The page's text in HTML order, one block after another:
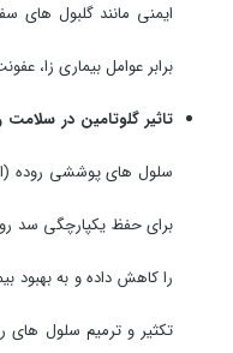
ایمنی مانند گلبول های
برابر عوامل بیماری زا،
تاثیر گلوتامین در سلامت
سلول های پوششی روده
برای حفظ یکپارچگی سد
را کاهش داده و به بهبود
تکثیر و ترمیم سلول های